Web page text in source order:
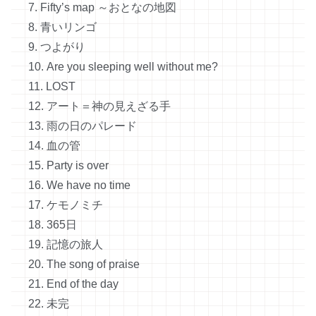
7. Fifty’s map ～おとなの地図
8. 青いリンゴ
9. つよがり
10. Are you sleeping well without me?
11. LOST
12. アート＝神の見えざる手
13. 雨の日のパレード
14. 血の管
15. Party is over
16. We have no time
17. ケモノミチ
18. 365日
19. 記憶の旅人
20. The song of praise
21. End of the day
22. 未完